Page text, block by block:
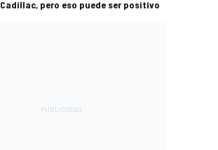
Cadillac, pero eso puede ser positivo